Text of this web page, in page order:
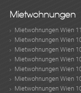
Mietwohnungen
Mietwohnungen Wien
Mietwohnungen Wien
Mietwohnungen Wien
Mietwohnungen Wien
Mietwohnungen Wien
Mietwohnungen Wien
Mietwohnungen Wien